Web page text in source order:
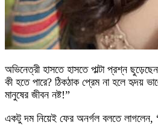
অভিনেত্রী হাসতে হাসতে পাল্টা প্রশ্ন
কী হতে পারে? ঠিকঠাক প্রেম না হলে হৃদয়
মানুষের জীবন নষ্ট!”
একটু দম নিয়েই ফের অনর্গল বলতে